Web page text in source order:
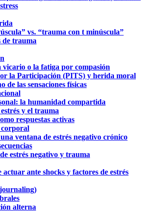
vs. “trauma con t minúscula”
de trauma
vicario o la fatiga por compasión
la Participación (PITS) y herida moral
de las sensaciones físicas
la humanidad compartida
y el trauma
respuestas activas
corporal
ventana de estrés negativo crónico
estrés negativo y trauma
actuar ante shocks y factores de estrés
alterna